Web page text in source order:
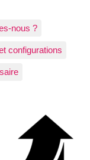
nous ?
configurations